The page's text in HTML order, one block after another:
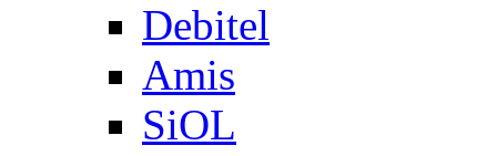
Debitel
Amis
SiOL